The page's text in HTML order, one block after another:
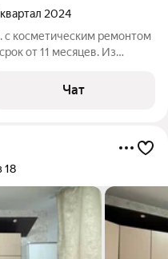
квартал 2024
с косметическим ремонтом
от 11 месяцев. Из
Чат
18